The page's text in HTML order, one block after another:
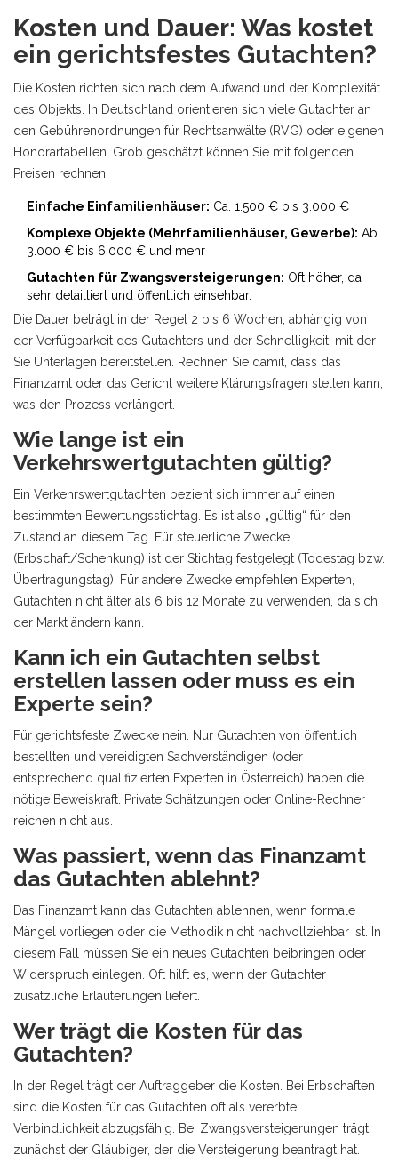
Kosten und Dauer: Was kostet
ein gerichtsfestes Gutachten?
Die Kosten richten sich nach dem Aufwand und der Komplexität
des Objekts. In Deutschland orientieren sich viele Gutachter an
den Gebührenordnungen für Rechtsanwälte (RVG) oder eigenen
Honorartabellen. Grob geschätzt können Sie mit folgenden
Preisen rechnen:
Einfache Einfamilienhäuser: Ca. 1.500 € bis 3.000 €
Komplexe Objekte (Mehrfamilienhäuser, Gewerbe): Ab
3.000 € bis 6.000 € und mehr
Gutachten für Zwangsversteigerungen: Oft höher, da
sehr detailliert und öffentlich einsehbar.
Die Dauer beträgt in der Regel 2 bis 6 Wochen, abhängig von
der Verfügbarkeit des Gutachters und der Schnelligkeit, mit der
Sie Unterlagen bereitstellen. Rechnen Sie damit, dass das
Finanzamt oder das Gericht weitere Klärungsfragen stellen kann,
was den Prozess verlängert.
Wie lange ist ein
Verkehrswertgutachten gültig?
Ein Verkehrswertgutachten bezieht sich immer auf einen
bestimmten Bewertungsstichtag. Es ist also „gültig“ für den
Zustand an diesem Tag. Für steuerliche Zwecke
(Erbschaft/Schenkung) ist der Stichtag festgelegt (Todestag bzw.
Übertragungstag). Für andere Zwecke empfehlen Experten,
Gutachten nicht älter als 6 bis 12 Monate zu verwenden, da sich
der Markt ändern kann.
Kann ich ein Gutachten selbst
erstellen lassen oder muss es ein
Experte sein?
Für gerichtsfeste Zwecke nein. Nur Gutachten von öffentlich
bestellten und vereidigten Sachverständigen (oder
entsprechend qualifizierten Experten in Österreich) haben die
nötige Beweiskraft. Private Schätzungen oder Online-Rechner
reichen nicht aus.
Was passiert, wenn das Finanzamt
das Gutachten ablehnt?
Das Finanzamt kann das Gutachten ablehnen, wenn formale
Mängel vorliegen oder die Methodik nicht nachvollziehbar ist. In
diesem Fall müssen Sie ein neues Gutachten beibringen oder
Widerspruch einlegen. Oft hilft es, wenn der Gutachter
zusätzliche Erläuterungen liefert.
Wer trägt die Kosten für das
Gutachten?
In der Regel trägt der Auftraggeber die Kosten. Bei Erbschaften
sind die Kosten für das Gutachten oft als vererbte
Verbindlichkeit abzugsfähig. Bei Zwangsversteigerungen trägt
zunächst der Gläubiger, der die Versteigerung beantragt hat.